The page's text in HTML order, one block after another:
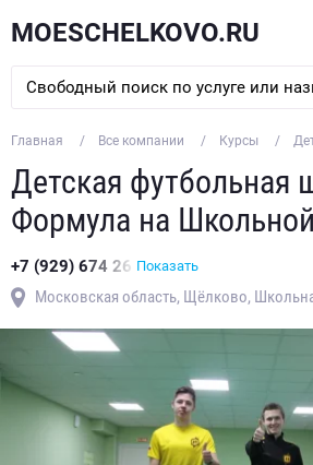
MOESCHELKOVO.RU
Главная Все компании Курсы
Детская футбольная
Формула на
+7 (929) 674 26 Показать
Московская область, Щёлково,